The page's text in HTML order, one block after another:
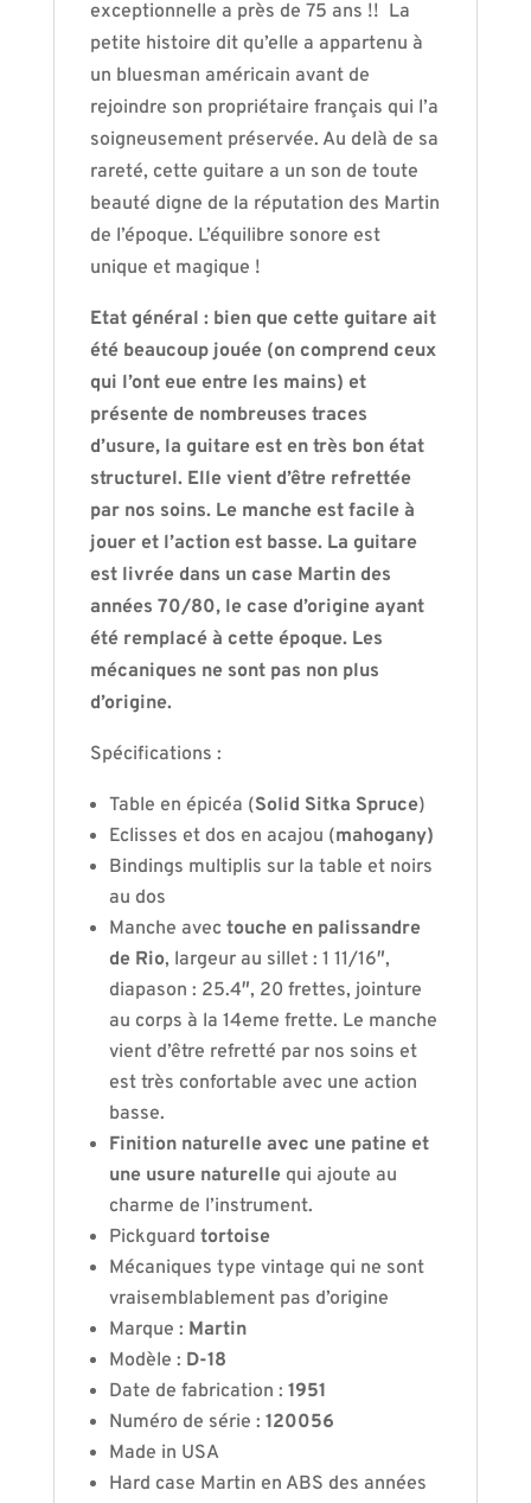
exceptionnelle a près de 75 ans !! La
petite histoire dit qu’elle a appartenu à
un bluesman américain avant de
rejoindre son propriétaire français qui l’a
soigneusement préservée. Au delà de sa
rareté, cette guitare a un son de toute
beauté digne de la réputation des Martin
de l’époque. L’équilibre sonore est
unique et magique !
Etat général : bien que cette guitare ait
été beaucoup jouée (on comprend ceux
qui l’ont eue entre les mains) et
présente de nombreuses traces
d’usure, la guitare est en très bon état
structurel. Elle vient d’être refrettée
par nos soins. Le manche est facile à
jouer et l’action est basse. La guitare
est livrée dans un case Martin des
années 70/80, le case d’origine ayant
été remplacé à cette époque. Les
mécaniques ne sont pas non plus
d’origine.
Spécifications :
Table en épicéa (Solid Sitka Spruce)
Eclisses et dos en acajou (mahogany)
Bindings multiplis sur la table et noirs
au dos
Manche avec touche en palissandre
de Rio, largeur au sillet : 1 11/16″,
diapason : 25.4″, 20 frettes, jointure
au corps à la 14eme frette. Le manche
vient d’être refretté par nos soins et
est très confortable avec une action
basse.
Finition naturelle avec une patine et
une usure naturellequi ajoute au
charme de l’instrument.
Pickguard tortoise
Mécaniques type vintage qui ne sont
vraisemblablement pas d’origine
Marque : Martin
Modèle : D-18
Date de fabrication : 1951
Numéro de série : 120056
Made in USA
Hard case Martin en ABS des années